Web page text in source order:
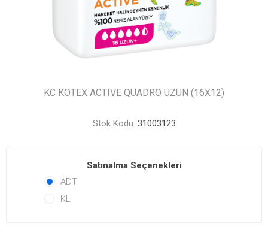
KC KOTEX ACTIVE QUADRO UZUN (16X12)
Stok Kodu: 31003123
Satınalma Seçenekleri
ADT
KL